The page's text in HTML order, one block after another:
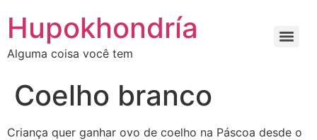
para
conteúdo
Hupokhondría
Alguma coisa você tem
Coelho branco
Criança quer ganhar ovo de coelho na Páscoa desde o